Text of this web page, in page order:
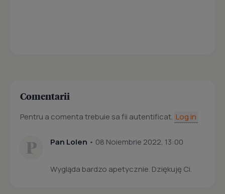
Comentarii
Pentru a comenta trebuie sa fii autentificat. Log in
P Pan Lolen • 08 Noiembrie 2022, 13:00
Wygląda bardzo apetycznie. Dziękuję Ci.